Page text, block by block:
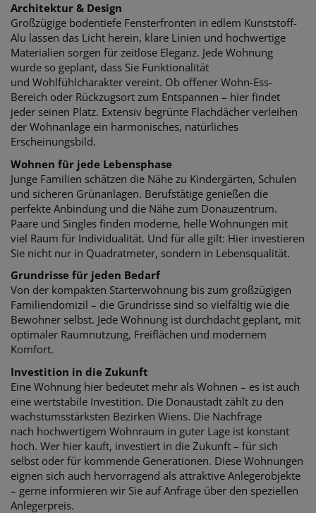
Architektur & Design
Großzügige bodentiefe Fensterfronten in edlem Kunststoff-
Alu lassen das Licht herein, klare Linien und hochwertige
Materialien sorgen für zeitlose Eleganz. Jede Wohnung
wurde so geplant, dass Sie Funktionalität
und Wohlfühlcharakter vereint. Ob offener Wohn-Ess-
Bereich oder Rückzugsort zum Entspannen – hier findet
jeder seinen Platz. Extensiv begrünte Flachdächer verleihen
der Wohnanlage ein harmonisches, natürliches
Erscheinungsbild.
Wohnen für jede Lebensphase
Junge Familien schätzen die Nähe zu Kindergärten, Schulen
und sicheren Grünanlagen. Berufstätige genießen die
perfekte Anbindung und die Nähe zum Donauzentrum.
Paare und Singles finden moderne, helle Wohnungen mit
viel Raum für Individualität. Und für alle gilt: Hier investieren
Sie nicht nur in Quadratmeter, sondern in Lebensqualität.
Grundrisse für jeden Bedarf
Von der kompakten Starterwohnung bis zum großzügigen
Familiendomizil – die Grundrisse sind so vielfältig wie die
Bewohner selbst. Jede Wohnung ist durchdacht geplant, mit
optimaler Raumnutzung, Freiflächen und modernem
Komfort.
Investition in die Zukunft
Eine Wohnung hier bedeutet mehr als Wohnen – es ist auch
eine wertstabile Investition. Die Donaustadt zählt zu den
wachstumsstärksten Bezirken Wiens. Die Nachfrage
nach hochwertigem Wohnraum in guter Lage ist konstant
hoch. Wer hier kauft, investiert in die Zukunft – für sich
selbst oder für kommende Generationen. Diese Wohnungen
eignen sich auch hervorragend als attraktive Anlegerobjekte
– gerne informieren wir Sie auf Anfrage über den speziellen
Anlegerpreis.